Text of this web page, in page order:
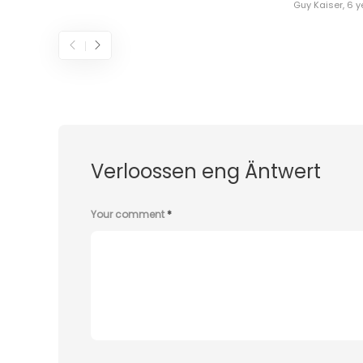
Guy Kaiser, 6
Verloossen eng Äntwert
Your comment*